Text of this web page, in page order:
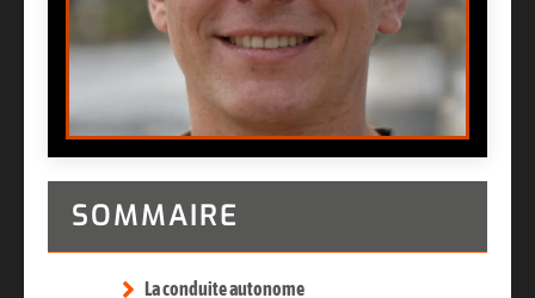
SOMMAIRE
La conduite autonome